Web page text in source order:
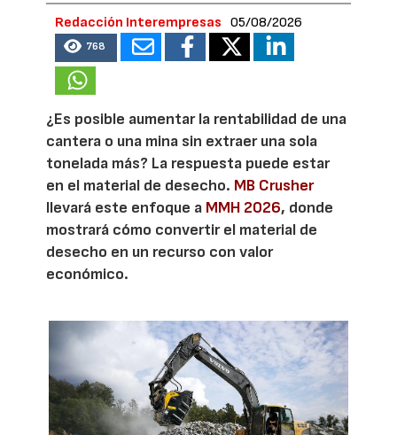
Redacción Interempresas 05/08/2026
768
¿Es posible aumentar la rentabilidad de una
cantera o una mina sin extraer una sola
tonelada más? La respuesta puede estar
en el material de desecho. MB Crusher
llevará este enfoque a MMH 2026, donde
mostrará cómo convertir el material de
desecho en un recurso con valor
económico.